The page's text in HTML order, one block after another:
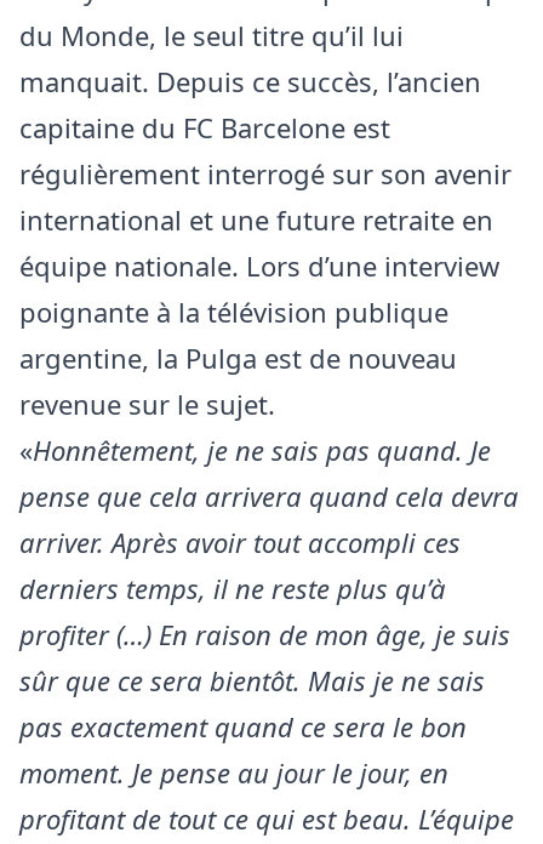
du Monde, le seul titre qu’il lui
manquait. Depuis ce succès, l’ancien
capitaine du FC Barcelone est
régulièrement interrogé sur son avenir
international et une future retraite en
équipe nationale. Lors d’une interview
poignante à la télévision publique
argentine, la Pulga est de nouveau
revenue sur le sujet.
«Honnêtement, je ne sais pas quand. Je
pense que cela arrivera quand cela devra
arriver. Après avoir tout accompli ces
derniers temps, il ne reste plus qu’à
profiter (…) En raison de mon âge, je suis
sûr que ce sera bientôt. Mais je ne sais
pas exactement quand ce sera le bon
moment. Je pense au jour le jour, en
profitant de tout ce qui est beau. L’équipe